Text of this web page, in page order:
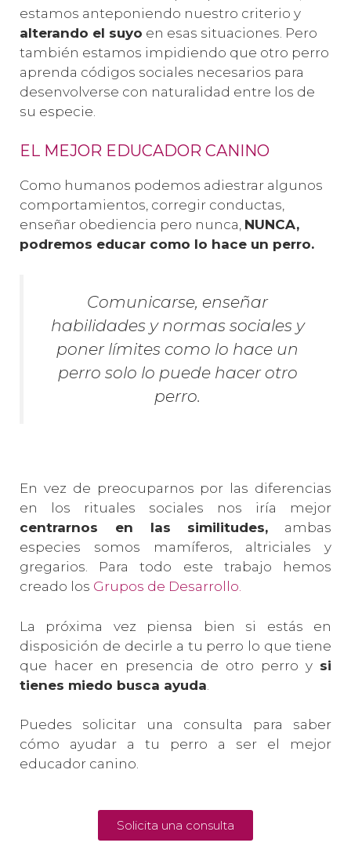
estamos anteponiendo nuestro criterio y
alterando el suyo en esas situaciones. Pero
también estamos impidiendo que otro perro
aprenda códigos sociales necesarios para
desenvolverse con naturalidad entre los de
su especie.
EL MEJOR EDUCADOR CANINO
Como humanos podemos adiestrar algunos
comportamientos, corregir conductas,
enseñar obediencia pero nunca, NUNCA,
podremos educar como lo hace un perro.
Comunicarse, enseñar
habilidades y normas sociales y
poner límites como lo hace un
perro solo lo puede hacer otro
perro.
En vez de preocuparnos por las diferencias
en los rituales sociales nos iría mejor
centrarnos en las similitudes, ambas
especies somos mamíferos, altriciales y
gregarios. Para todo este trabajo hemos
creado los Grupos de Desarrollo.
La próxima vez piensa bien si estás en
disposición de decirle a tu perro lo que tiene
que hacer en presencia de otro perro y si
tienes miedo busca ayuda
Puedes solicitar una consulta para saber
cómo ayudar a tu perro a ser el mejor
educador canino.
Solicita una consulta